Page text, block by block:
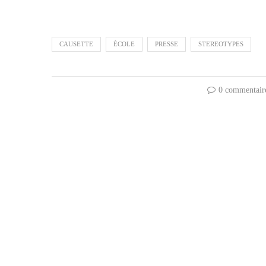
CAUSETTE ÉCOLE PRESSE STEREOTYPES
0